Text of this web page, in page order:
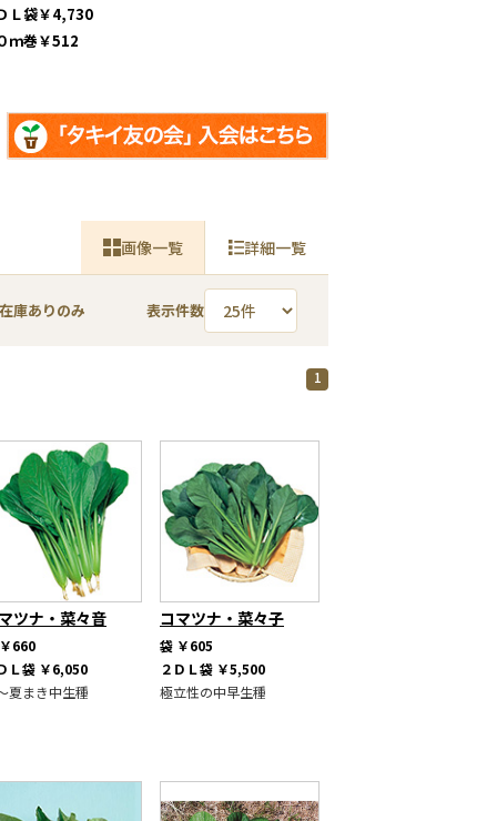
Ｌ袋￥4,730
ｍ巻￥512
画像一覧 詳細一覧
庫ありのみ 表示件数
1
ツナ・菜々音
￥660
Ｌ袋 ￥6,050
夏まき中生種
コマツナ・菜々子
袋 ￥605
２ＤＬ袋 ￥5,500
極立性の中早生種